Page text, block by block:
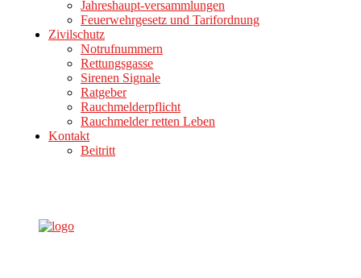
Jahreshaupt-versammlungen
Feuerwehrgesetz und Tarifordnung
Zivilschutz
Notrufnummern
Rettungsgasse
Sirenen Signale
Ratgeber
Rauchmelderpflicht
Rauchmelder retten Leben
Kontakt
Beitritt